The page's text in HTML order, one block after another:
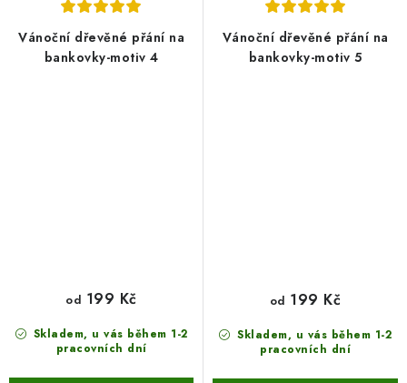
Vánoční dřevěné přání na
bankovky-motiv 4
Skladem, u vás během 1-2
pracovních dní
od 199 Kč
Vánoční dřevěné přání na
bankovky-motiv 5
Skladem, u vás během 1-2
pracovních dní
od 199 Kč